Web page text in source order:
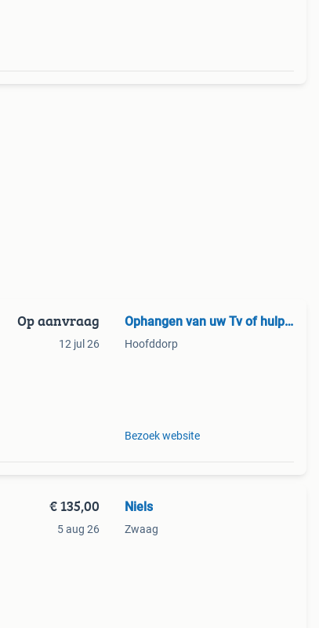
Op aanvraag
12 jul 26
Ophangen van uw Tv of hulp bij Installatie Tv/ Audio.
Hoofddorp
Bezoek website
€ 135,00
5 aug 26
Niels
Zwaag